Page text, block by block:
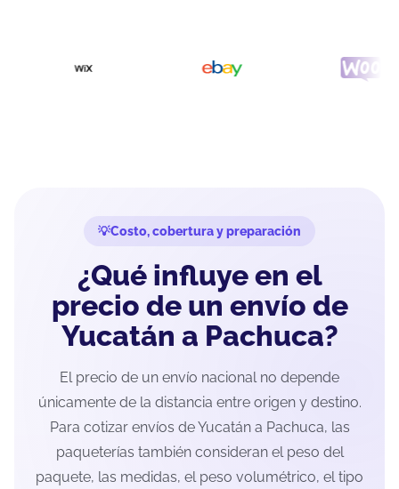
Costo, cobertura y preparación
¿Qué influye en el
precio de un envío de
Yucatán a Pachuca?
El precio de un envío nacional no depende
únicamente de la distancia entre origen y destino.
Para cotizar envíos de Yucatán a Pachuca, las
paqueterías también consideran el peso del
paquete, las medidas, el peso volumétrico, el tipo